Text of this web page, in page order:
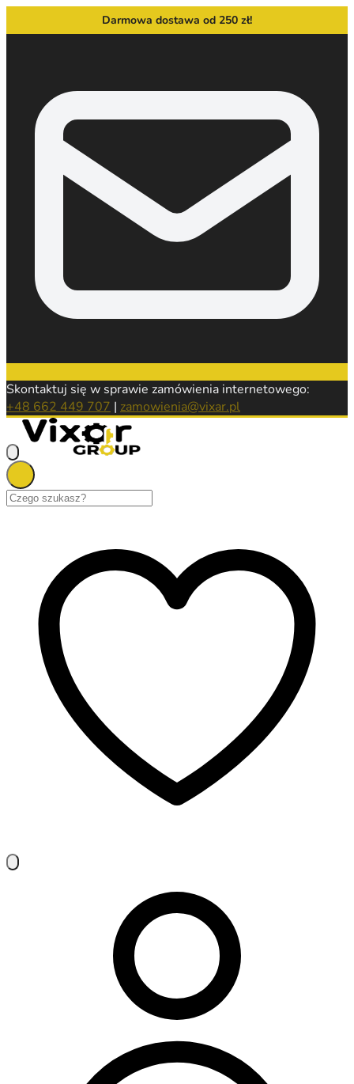
Darmowa dostawa od 250 zł!
Skontaktuj się w sprawie zamówienia internetowego:
+48 662 449 707 | zamowienia@vixar.pl